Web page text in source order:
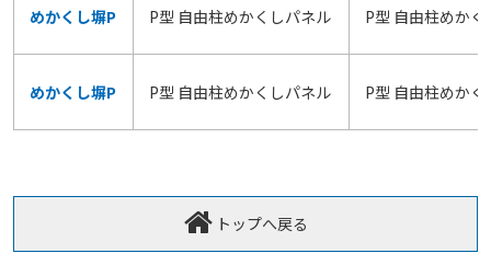
めかくし塀P P型 自由柱めかくしパネル P型 自由柱めか
めかくし塀P P型 自由柱めかくしパネル P型 自由柱めか
トップへ戻る